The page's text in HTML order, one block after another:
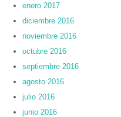
enero 2017
diciembre 2016
noviembre 2016
octubre 2016
septiembre 2016
agosto 2016
julio 2016
junio 2016